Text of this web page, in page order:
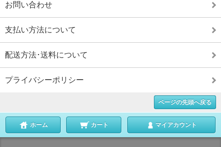
お問い合わせ
支払い方法について
配送方法･送料について
プライバシーポリシー
ページの先頭へ戻る
ホーム カート マイアカウント